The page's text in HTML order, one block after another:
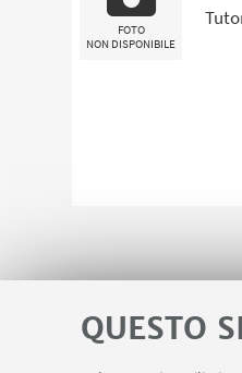
QUESTO
FOTO
NON DISPONIBILE